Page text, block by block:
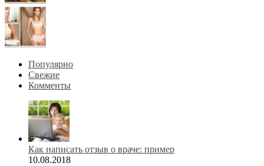
Популярно
Свежие
Комменты
Как написать отзыв о враче: пример
10.08.2018